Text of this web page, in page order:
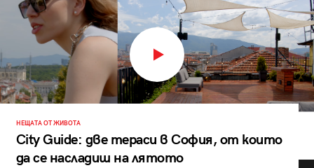
НЕЩАТА ОТ ЖИВОТА
City Guide: две тераси в София, от които
да се насладиш на лятото